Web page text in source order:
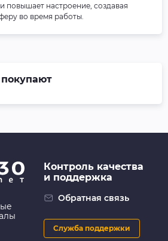
повышает настроение, создавая
во время работы.
Контроль качества
и поддержка
Обратная связь
Служба поддержки